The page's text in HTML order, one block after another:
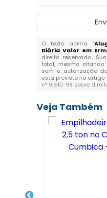
O texto acima "
Diária Valor em
direito reservado.
total, mesmo citando
sem a autorização
está previsto no artigo
n° 9.610-98 sobre
Veja Também